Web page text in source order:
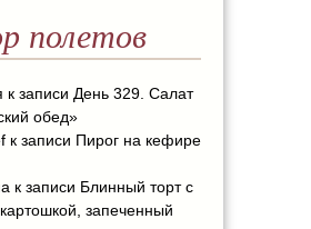
полетов
к записи День 329. Салат
обед»
к записи Пирог на кефире
к записи Блинный торт с
запеченный